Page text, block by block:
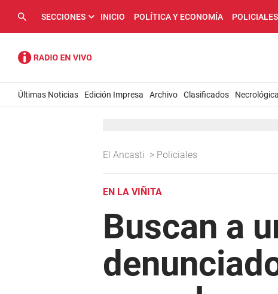
SECCIONES INICIO POLÍTICA Y ECONOMÍA POLICIALES
Últimas Noticias Edición Impresa Archivo Clasificados
El Ancasti > Policiales
EN LA VIÑITA
Buscan a